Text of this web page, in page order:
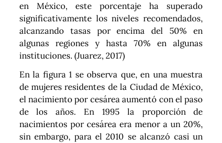
en México, este porcentaje ha superado
significativamente los niveles recomendados,
alcanzando tasas por encima del 50% en
algunas regiones y hasta 70% en algunas
instituciones. (Juarez, 2017)
En la figura 1 se observa que, en una muestra
de mujeres residentes de la Ciudad de México,
el nacimiento por cesárea aumentó con el paso
de los años. En 1995 la proporción de
nacimientos por cesárea era menor a un 20%,
sin embargo, para el 2010 se alcanzó casi un